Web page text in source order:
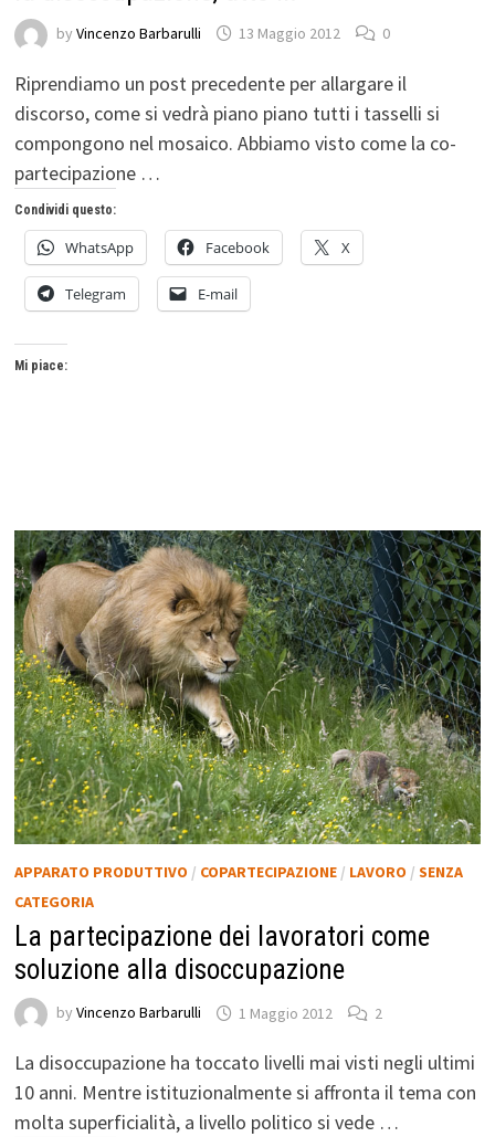
by Vincenzo Barbarulli 13 Maggio 2012 0
Riprendiamo un post precedente per allargare il
discorso, come si vedrà piano piano tutti i tasselli si
compongono nel mosaico. Abbiamo visto come la co-
partecipazione …
Condividi questo:
WhatsApp Facebook X
Telegram E-mail
Mi piace:
APPARATO PRODUTTIVO / COPARTECIPAZIONE/ LAVORO / SENZA
CATEGORIA
La partecipazione dei lavoratori come
soluzione alla disoccupazione
by Vincenzo Barbarulli 1 Maggio 2012 2
La disoccupazione ha toccato livelli mai visti negli ultimi
10 anni. Mentre istituzionalmente si affronta il tema con
molta superficialità, a livello politico si vede …